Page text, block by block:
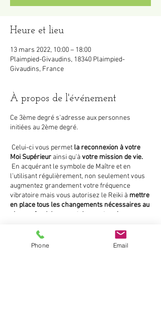
Heure et lieu
13 mars 2022, 10:00 – 18:00
Plaimpied-Givaudins, 18340 Plaimpied-
Givaudins, France
À propos de l'événement
Ce 3ème degré s'adresse aux personnes
initiées au 2ème degré.
Celui-ci vous permet la reconnexion à votre
Moi Supérieur ainsi qu'à votre mission de vie.
En acquérant le symbole de Maître et en
l'utilisant régulièrement, non seulement vous
augmentez grandement votre fréquence
vibratoire mais vous autorisez le Reiki à mettre
en place tous les changements nécessaires au
plus profond de vous et dans votre vie pour que
Vous êtes toutes et tous les bienvenus: que
Phone Email